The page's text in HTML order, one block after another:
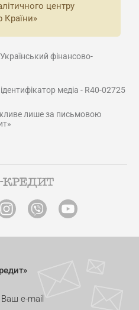
центру
Країни»
фінансово-
медіа - R40-02725
лише за письмовою
e-mail